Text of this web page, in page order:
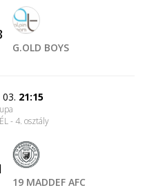
G.OLD BOYS
21:15
- 4. osztály
19 MADDEF AFC